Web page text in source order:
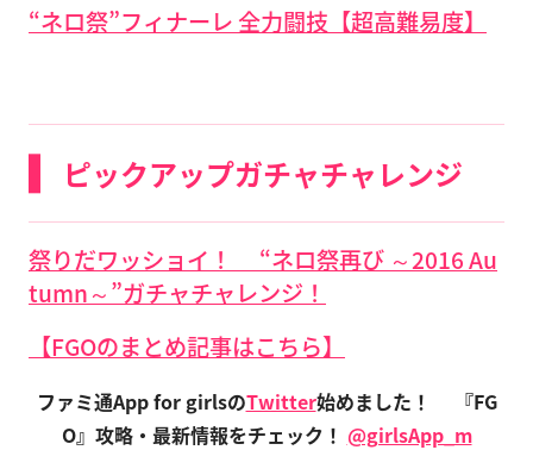
“ネロ祭”フィナーレ 全力闘技【超高難易度】
ピックアップガチャチャレンジ
祭りだワッショイ！ “ネロ祭再び ～2016 Au
tumn～”ガチャチャレンジ！
【FGOのまとめ記事はこちら】
ファミ通App for girlsのTwitter始めました！
『FG
O』攻略・最新情報をチェック！ @girlsApp_m